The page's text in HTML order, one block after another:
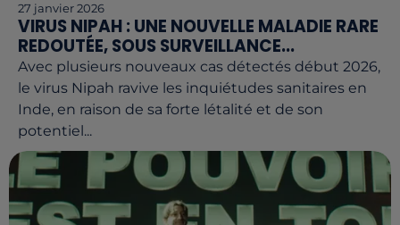
27 janvier 2026
VIRUS NIPAH : UNE NOUVELLE MALADIE RARE
REDOUTÉE, SOUS SURVEILLANCE...
Avec plusieurs nouveaux cas détectés début 2026,
le virus Nipah ravive les inquiétudes sanitaires en
Inde, en raison de sa forte létalité et de son
potentiel...